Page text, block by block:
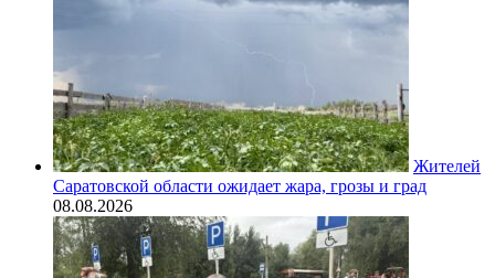
Жителей
Саратовской области ожидает жара, грозы и град
08.08.2026